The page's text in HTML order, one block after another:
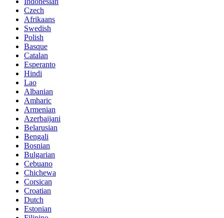
Czech
Afrikaans
Swedish
Polish
Basque
Catalan
Esperanto
Hindi
Lao
Albanian
Amharic
Armenian
Azerbaijani
Belarusian
Bengali
Bosnian
Bulgarian
Cebuano
Chichewa
Corsican
Croatian
Dutch
Estonian